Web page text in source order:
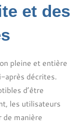
et des
pleine et entière
après décrites.
d’être
les utilisateurs
de manière